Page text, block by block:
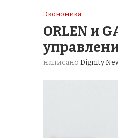
Экономика
ORLEN и
написано Dignity